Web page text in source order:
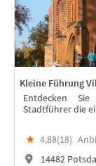
Kleine Führung
Entdecken
Stadtführer die
★ 4,88(18)
14482